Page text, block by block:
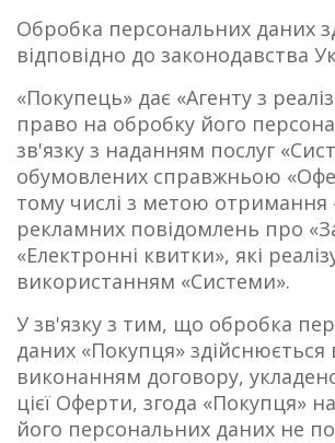
Обробка персональних даних
відповідно до законодавства
«Покупець» дає «Агенту з
право на обробку його
зв'язку з наданням послуг
обумовлених справжньою
тому числі з метою отримання
рекламних повідомлень про
«Електронні квитки», які
використанням «Системи».
У зв'язку з тим, що обробка
даних «Покупця» здійснюється
виконанням договору,
цієї Оферти, згода «Покупця»
його персональних даних не